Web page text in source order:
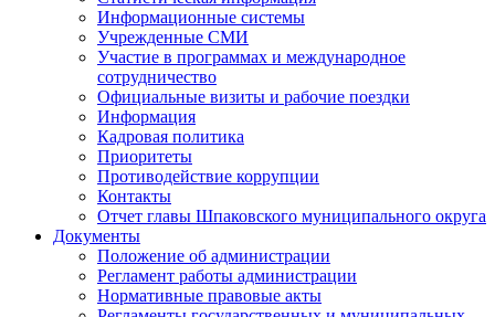
Информационные системы
Учрежденные СМИ
Участие в программах и международное
сотрудничество
Официальные визиты и рабочие поездки
Информация
Кадровая политика
Приоритеты
Противодействие коррупции
Контакты
Отчет главы Шпаковского муниципального округа
Документы
Положение об администрации
Регламент работы администрации
Нормативные правовые акты